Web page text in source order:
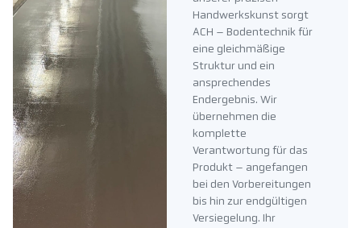
Handwerkskunst sorgt
ACH – Bodentechnik für
eine gleichmäßige
Struktur und ein
ansprechendes
Endergebnis. Wir
übernehmen die
komplette
Verantwortung für das
Produkt – angefangen
bei den Vorbereitungen
bis hin zur endgültigen
Versiegelung. Ihr